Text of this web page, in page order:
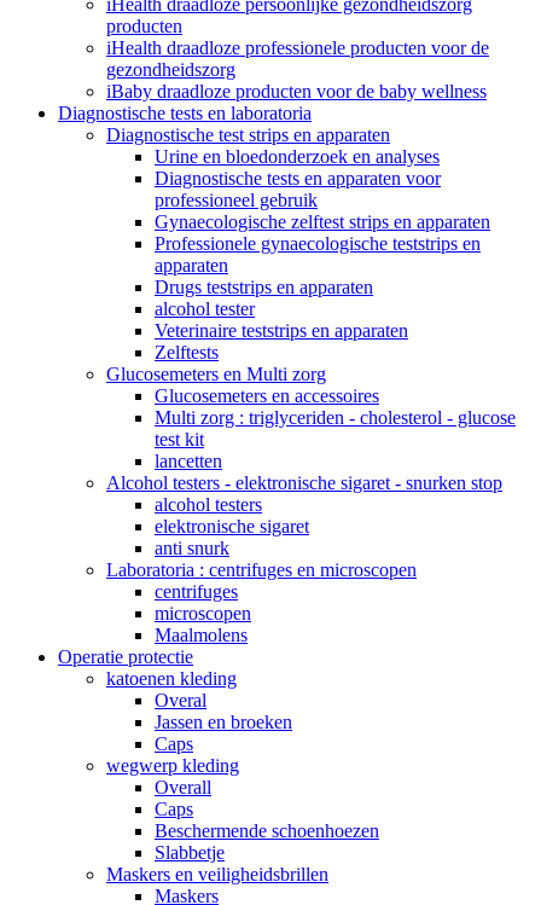
producten
iHealth draadloze professionele producten voor de
gezondheidszorg
iBaby draadloze producten voor de baby wellness
Diagnostische tests en laboratoria
Diagnostische test strips en apparaten
Urine en bloedonderzoek en analyses
Diagnostische tests en apparaten voor
professioneel gebruik
Gynaecologische zelftest strips en apparaten
Professionele gynaecologische teststrips en
apparaten
Drugs teststrips en apparaten
alcohol tester
Veterinaire teststrips en apparaten
Zelftests
Glucosemeters en Multi zorg
Glucosemeters en accessoires
Multi zorg : triglyceriden - cholesterol - glucose
test kit
lancetten
Alcohol testers - elektronische sigaret - snurken stop
alcohol testers
elektronische sigaret
anti snurk
Laboratoria : centrifuges en microscopen
centrifuges
microscopen
Maalmolens
Operatie protectie
katoenen kleding
Overal
Jassen en broeken
Caps
wegwerp kleding
Overall
Caps
Beschermende schoenhoezen
Slabbetje
Maskers en veiligheidsbrillen
Maskers